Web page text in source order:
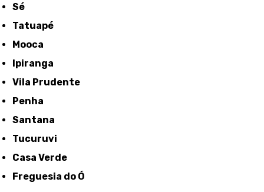
Sé
Tatuapé
Mooca
Ipiranga
Vila Prudente
Penha
Santana
Tucuruvi
Casa Verde
Freguesia do Ó